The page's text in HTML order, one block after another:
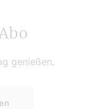
genießen.